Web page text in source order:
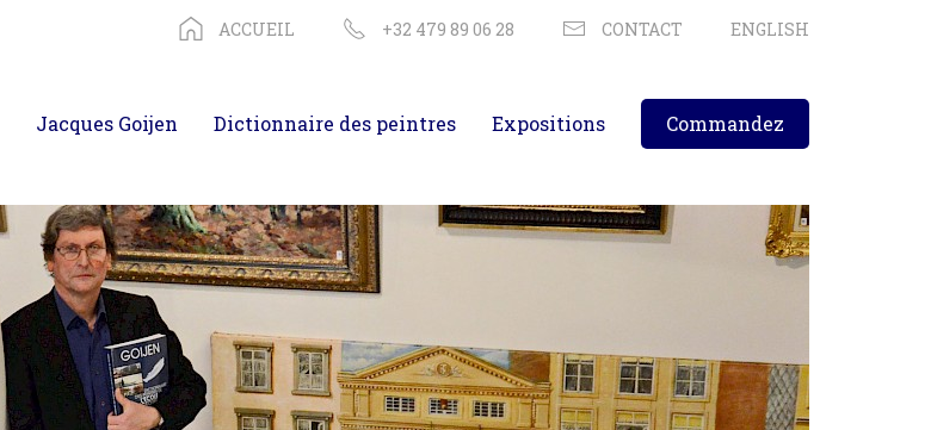
ACCUEIL +32 479 89 06 28 CONTACT ENGLISH
Jacques Goijen Dictionnaire des peintres Expositions Commandez